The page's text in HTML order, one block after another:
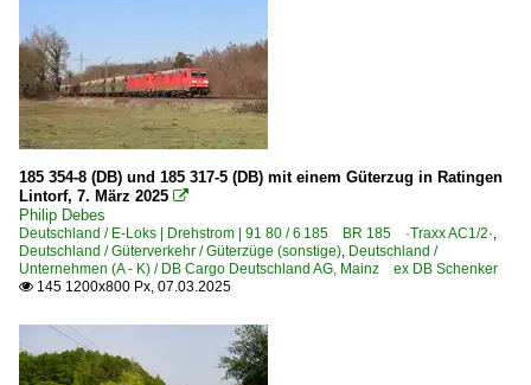
185 354-8 (DB) und 185 317-5 (DB) mit einem Güterzug in Ratingen
Lintorf, 7. März 2025 
Philip Debes
Deutschland / E-Loks | Drehstrom | 91 80 / 6 185 BR 185 ·Traxx AC1/2·,
Deutschland / Güterverkehr / Güterzüge (sonstige), Deutschland /
Unternehmen (A - K) / DB Cargo Deutschland AG, Mainz ex DB Schenker
 145 1200x800 Px, 07.03.2025